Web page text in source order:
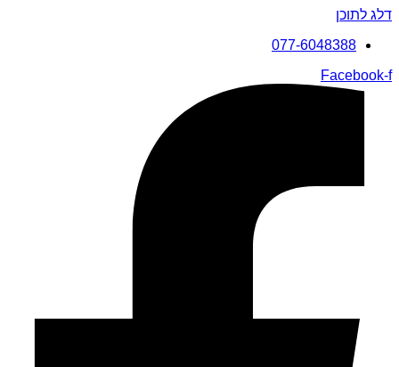
דלג לתוכן
077-6048388
Facebook-f